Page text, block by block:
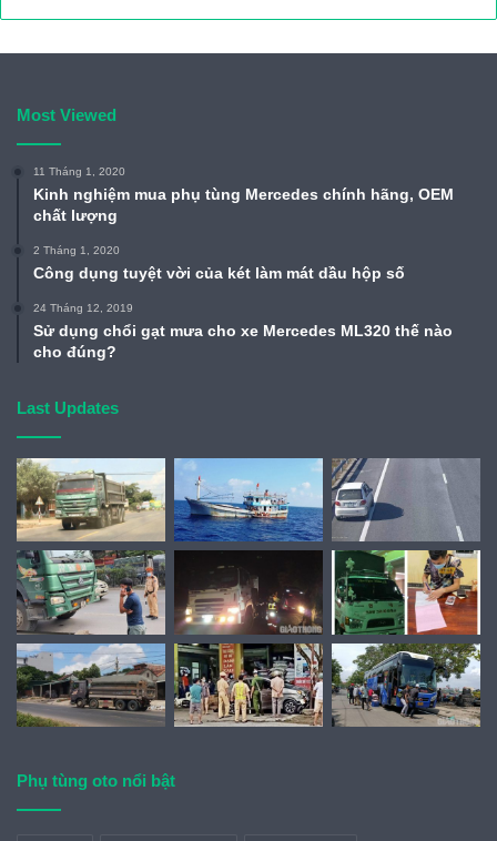
Most Viewed
11 Tháng 1, 2020
Kinh nghiệm mua phụ tùng Mercedes chính hãng, OEM
chất lượng
2 Tháng 1, 2020
Công dụng tuyệt vời của két làm mát dầu hộp số
24 Tháng 12, 2019
Sử dụng chổi gạt mưa cho xe Mercedes ML320 thế nào
cho đúng?
Last Updates
Phụ tùng oto nổi bật